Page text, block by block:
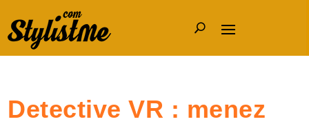
Detective VR : menez